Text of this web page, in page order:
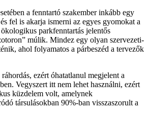
a fenntartó szakember inkább egy
fel is akarja ismerni az egyes gyomokat a
parkfenntartás jelentős
múlik. Mindez egy olyan szervezeti-
ahol folyamatos a párbeszéd a tervezők
ezért óhatatlanul megjelent a
Vegyszert itt nem lehet használni, ezért
küzdelem volt, amelynek
társulásokban 90%-ban visszaszorult a